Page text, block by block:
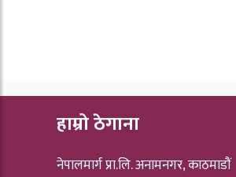
हाम्रो ठेगाना
नेपालमार्ग प्रा.लि. अनामनगर, काठमाडौं